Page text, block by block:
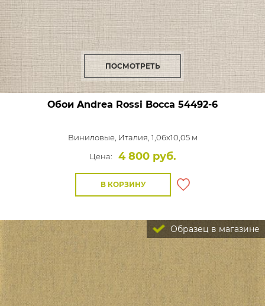
ПОСМОТРЕТЬ
Обои Andrea Rossi Bocca 54492-6
Виниловые, Италия, 1,06x10,05 м
Цена:
4 800 руб.
В КОРЗИНУ
Образец в магазине